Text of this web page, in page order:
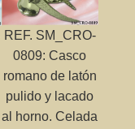
REF. SM_CRO-
0809: Casco
romano de latón
pulido y lacado
al horno. Celada